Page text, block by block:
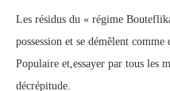
Les résidus du « régime
possession et se démêlent
Populaire et,essayer par tous les
décrépitude.